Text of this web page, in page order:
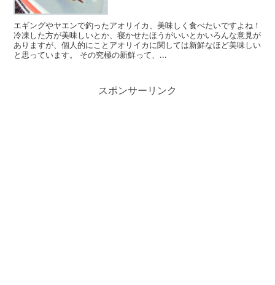
エギングやヤエンで釣ったアオリイカ、美味しく食べたいですよね！
冷凍した方が美味しいとか、寝かせたほうがいいとかいろんな意見が
ありますが、個人的にことアオリイカに関しては新鮮なほど美味しい
と思っています。 その究極の新鮮って、...
スポンサーリンク